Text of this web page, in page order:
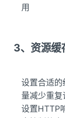
用
3、资源缓
设置合适
量减少重
设置HTTP